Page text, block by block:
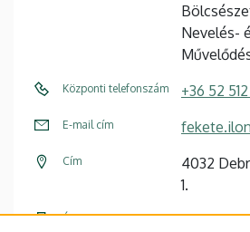
Nevelés-
Központi telefonszám +36 52
E-mail cím
Cím
4032
1.
Épület
Főépület